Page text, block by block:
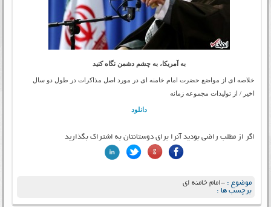
به آمريکا، به چشم دشمن نگاه کنيد
خلاصه ای از مواضع حضرت امام خامنه ای در مورد اصل مذاکرات در طول دو سال
اخیر / از توليدات مجموعه زمانه
دانلود
اگر از مطلب راضی بودید آنرا برای دوستانتان به اشتراک بگذارید
موضوع :-امام خامنه ای
برچسب ها :